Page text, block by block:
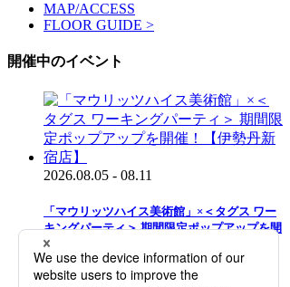
MAP/ACCESS
FLOOR GUIDE >
開催中のイベント
2026.08.05 - 08.11
「マウリッツハイス美術館」×＜タグス ワー
キングパーティ＞ 期間限定ポップアップを開
催！【伊勢丹新宿店】